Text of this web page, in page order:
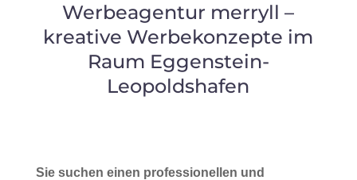
Werbeagentur merryll –
kreative Werbekonzepte im
Raum Eggenstein-
Leopoldshafen
Sie suchen einen professionellen und